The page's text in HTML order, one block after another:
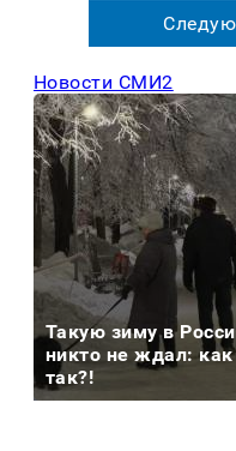
Новости СМИ2
Такую зиму в
никто не ждал: как
так?!